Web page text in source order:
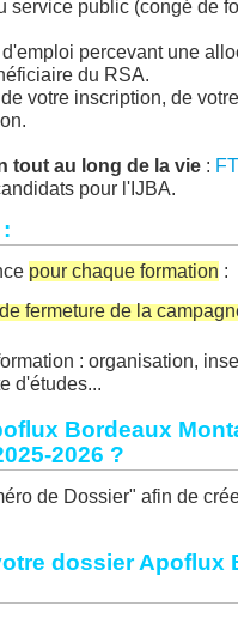
public (congé de
percevant une
du RSA.
votre inscription, de
tout au long de la vie :
pour l'IJBA.
pour chaque formation :
fermeture de la
: organisation,
d'études...
Bordeaux
2026 ?
de Dossier" afin de
dossier Apoflux